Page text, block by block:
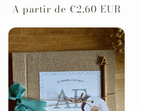
Precio
A partir de €2,60 EUR